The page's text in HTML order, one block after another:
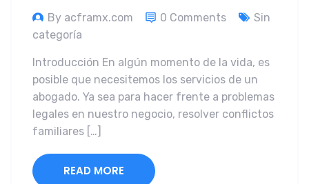
By acframx.com 0 Comments
Sin
categoría
Introducción En algún momento de la vida, es
posible que necesitemos los servicios de un
abogado. Ya sea para hacer frente a problemas
legales en nuestro negocio, resolver conflictos
familiares […]
READ MORE